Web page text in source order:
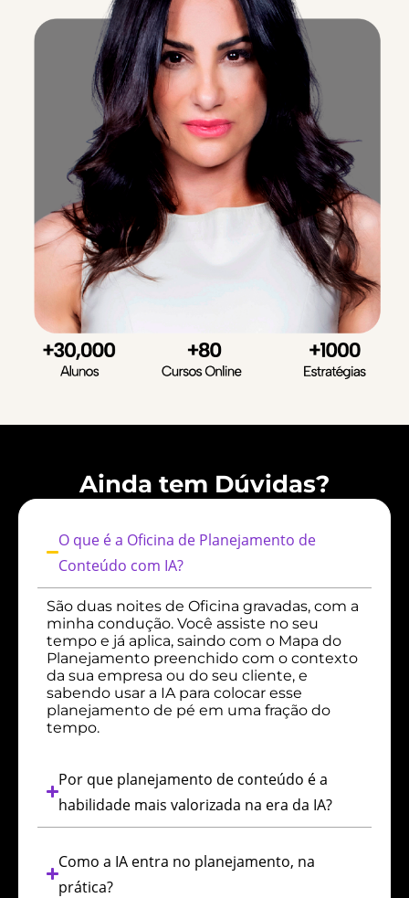
Ainda tem Dúvidas?
O que é a Oficina de Planejamento de
Conteúdo com IA?
São duas noites de Oficina gravadas, com a
minha condução. Você assiste no seu
tempo e já aplica, saindo com o Mapa do
Planejamento preenchido com o contexto
da sua empresa ou do seu cliente, e
sabendo usar a IA para colocar esse
planejamento de pé em uma fração do
tempo.
Por que planejamento de conteúdo é a
habilidade mais valorizada na era da IA?
Como a IA entra no planejamento, na
prática?